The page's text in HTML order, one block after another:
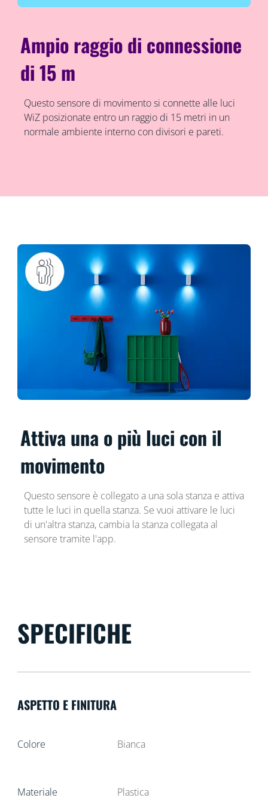
Ampio raggio di connessione
di 15 m
Questo sensore di movimento si connette alle luci
WiZ posizionate entro un raggio di 15 metri in un
normale ambiente interno con divisori e pareti.
Attiva una o più luci con il
movimento
Questo sensore è collegato a una sola stanza e attiva
tutte le luci in quella stanza. Se vuoi attivare le luci
di un'altra stanza, cambia la stanza collegata al
sensore tramite l'app.
SPECIFICHE
ASPETTO E FINITURA
Colore Bianca
Materiale Plastica